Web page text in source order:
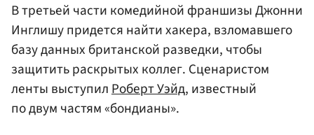
В третьей части комедийной франшизы Джонни
Инглишу придется найти хакера, взломавшего
базу данных британской разведки, чтобы
защитить раскрытых коллег. Сценаристом
ленты выступилРоберт Уэйд, известный
по двум частям «бондианы».